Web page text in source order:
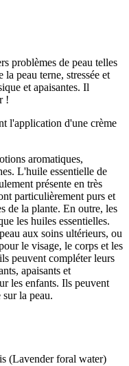
problèmes de peau telles
peau terne, stressée et
et apaisantes. Il
!
l'application d'une crème
aromatiques,
L'huile essentielle de
présente en très
particulièrement purs et
de la plante. En outre, les
les huiles essentielles.
aux soins ultérieurs, ou
le visage, le corps et les
peuvent compléter leurs
apaisants et
les enfants. Ils peuvent
la peau.
(Lavender foral water)